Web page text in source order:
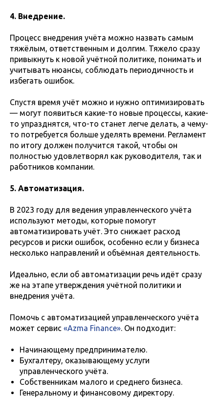
4. Внедрение.
Процесс внедрения учёта можно назвать самым
тяжёлым, ответственным и долгим. Тяжело сразу
привыкнуть к новой учётной политике, понимать и
учитывать нюансы, соблюдать периодичность и
избегать ошибок.
Спустя время учёт можно и нужно оптимизировать
— могут появиться какие-то новые процессы, какие-
то упразднятся, что-то станет легче делать, а чему-
то потребуется больше уделять времени. Регламент
по итогу должен получится такой, чтобы он
полностью удовлетворял как руководителя, так и
работников компании.
5. Автоматизация.
В 2023 году для ведения управленческого учёта
используют методы, которые помогут
автоматизировать учёт. Это снижает расход
ресурсов и риски ошибок, особенно если у бизнеса
несколько направлений и объёмная деятельность.
Идеально, если об автоматизации речь идёт сразу
же на этапе утверждения учётной политики и
внедрения учёта.
Помочь с автоматизацией управленческого учёта
может сервис «Azma Finance». Он подходит:
Начинающему предпринимателю.
Бухгалтеру, оказывающему услуги
управленческого учёта.
Собственникам малого и среднего бизнеса.
Генеральному и финансовому директору.